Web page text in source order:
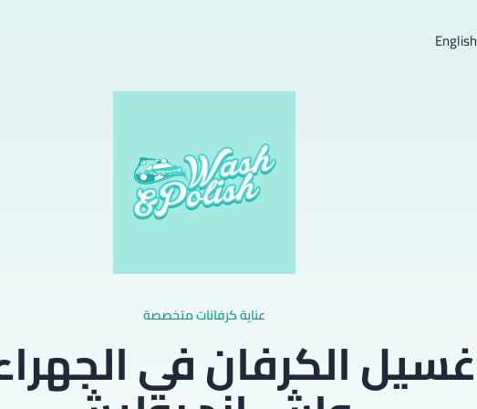
English
عناية كرفانات متخصصة
غسيل الكرفان في